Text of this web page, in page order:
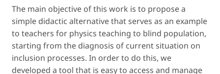
The main objective of this work is to propose a
simple didactic alternative that serves as an example
to teachers for physics teaching to blind population,
starting from the diagnosis of current situation on
inclusion processes. In order to do this, we
developed a tool that is easy to access and manage